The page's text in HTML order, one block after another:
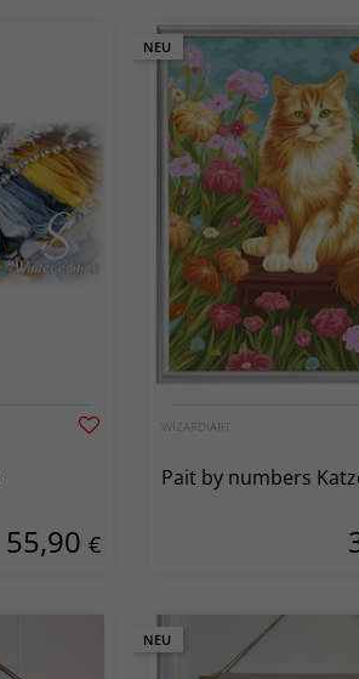
55,90 €
NEU
WIZARDIART
Pait by numbers
NEU